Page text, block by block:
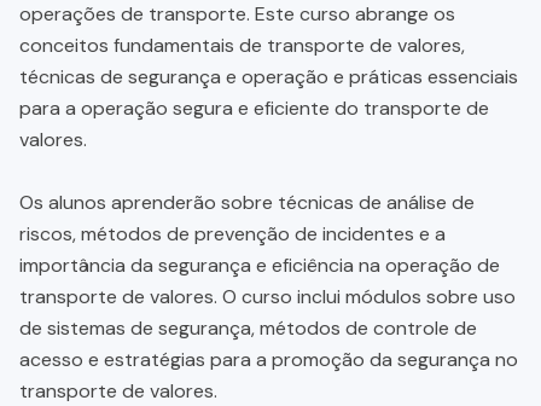
operações de transporte. Este curso abrange os
conceitos fundamentais de transporte de valores,
técnicas de segurança e operação e práticas essenciais
para a operação segura e eficiente do transporte de
valores.
Os alunos aprenderão sobre técnicas de análise de
riscos, métodos de prevenção de incidentes e a
importância da segurança e eficiência na operação de
transporte de valores. O curso inclui módulos sobre uso
de sistemas de segurança, métodos de controle de
acesso e estratégias para a promoção da segurança no
transporte de valores.